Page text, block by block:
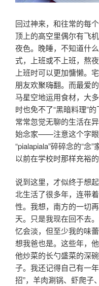
回过神来，和往常的每
顶上的高空里偶尔有飞
夜色。晚睡，不知道什
式，上班或不上班，熬
上班时可以更加慵懒。
朋友欢聚嗨翻。而最爱
马星空地运用食材，大
时也免不了“黑暗料理”
常常忽觉无聊的生活在
始念家——注意这个字眼
“pialapiala”碎碎念的“念
以前在学校时那样充裕
说到这里，才似终于想
北生活了很多年，连带
性。我想，南方的一切
天。只是我现在回不去
忆会淡，但至少我的味
想我爸也是。这些年，
他炒菜的长勺盛菜的深
子。我还记得自己有一
招”，羊肉涮锅、虾爬子